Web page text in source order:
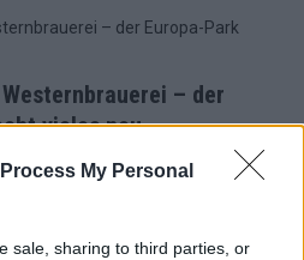
My Personal
sale, sharing to third parties, or
– der
vieles neu